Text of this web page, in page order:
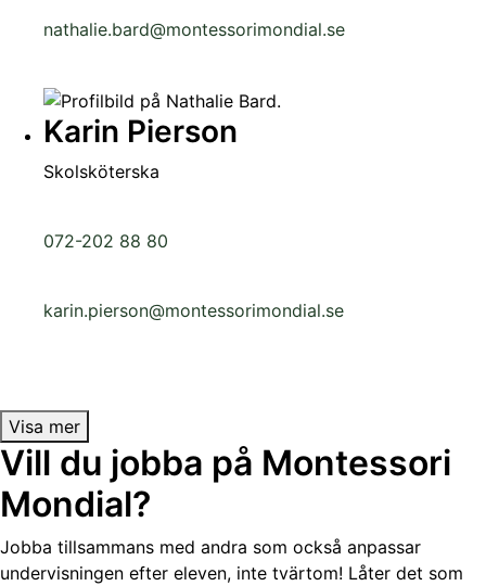
nathalie.bard@montessorimondial.se
Karin Pierson
Skolsköterska
072-202 88 80
karin.pierson@montessorimondial.se
Visa mer
Vill du jobba på Montessori
Mondial?
Jobba tillsammans med andra som också anpassar
undervisningen efter eleven, inte tvärtom! Låter det som